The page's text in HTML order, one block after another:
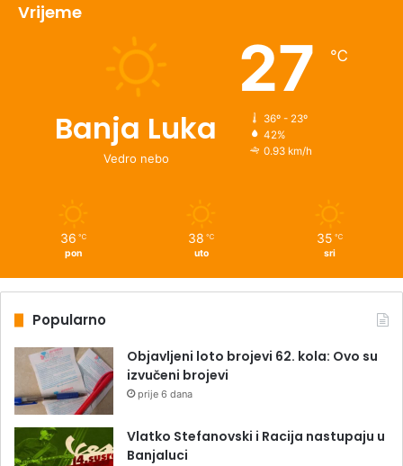
Vrijeme
Banja Luka
Vedro nebo
27 ℃
36º - 23º
42%
0.93 km/h
36 ℃
pon
38 ℃
uto
35 ℃
sri
Popularno
Objavljeni loto brojevi 62. kola: Ovo su
izvučeni brojevi
prije 6 dana
Vlatko Stefanovski i Racija nastupaju u
Banjaluci